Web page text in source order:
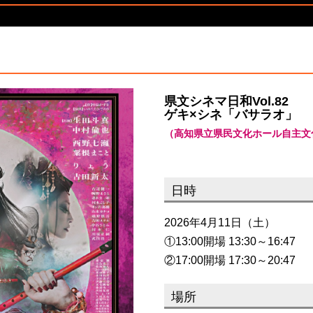
県文シネマ日和Vol.82
ゲキ×シネ「バサラオ」
（高知県立県民文化ホール自主
日時
2026年4月11日（土）
①13:00開場 13:30～16:47
②17:00開場 17:30～20:47
場所